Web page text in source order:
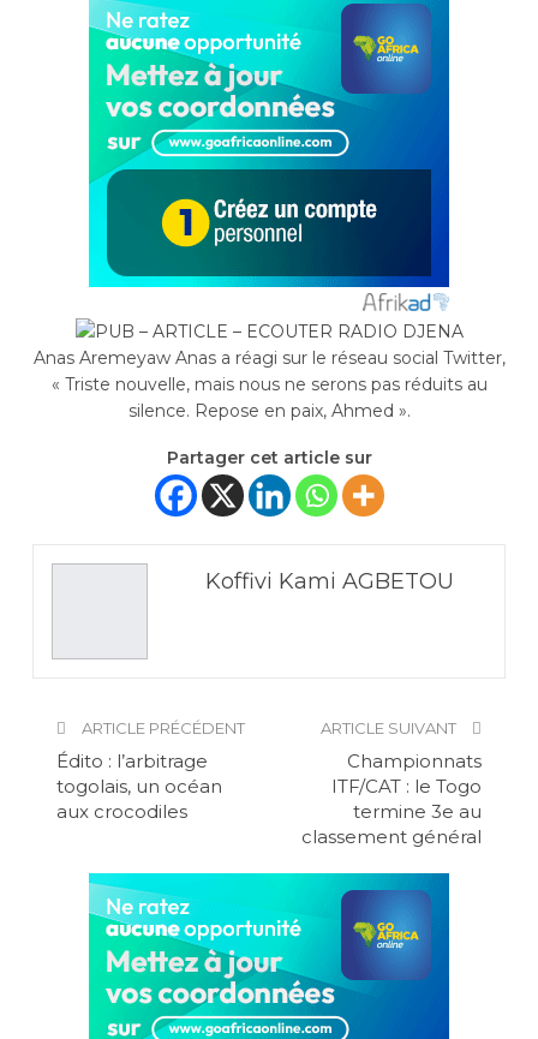
Anas Aremeyaw Anas a réagi sur le réseau social Twitter,
« Triste nouvelle, mais nous ne serons pas réduits au
silence. Repose en paix, Ahmed ».
Partager cet article sur
Koffivi Kami AGBETOU
ARTICLE PRÉCÉDENT
Édito : l’arbitrage
togolais, un océan
aux crocodiles
ARTICLE SUIVANT
Championnats
ITF/CAT : le Togo
termine 3e au
classement général